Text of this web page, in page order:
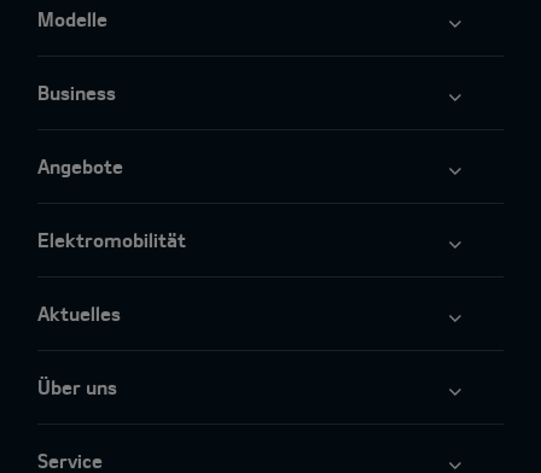
Modelle
Business
Angebote
Elektromobilität
Aktuelles
Über uns
Service